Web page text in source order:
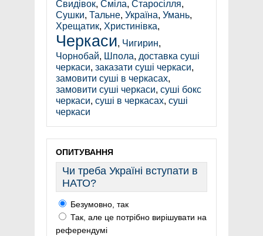
Свидівок, Сміла, Старосілля,
Сушки, Тальне, Україна, Умань,
Хрещатик, Христинівка,
Черкаси, Чигирин,
Чорнобай, Шпола, доставка суші
черкаси, заказати суші черкаси,
замовити суші в черкасах,
замовити суші черкаси, суші бокс
черкаси, суші в черкасах, суші
черкаси
ОПИТУВАННЯ
Чи треба Україні вступати в
НАТО?
Безумовно, так
Так, але це потрібно вирішувати на
референдумі